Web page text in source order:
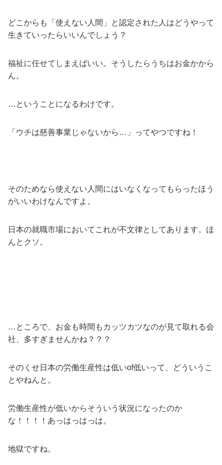
どこからも「使えない人間」と認定された人はどうやって
生きていったらいいんでしょう？
福祉に任せてしまえばいい。そうしたらうちはお金かから
ん。
…ということになるわけです。
「ウチは慈善事業じゃないから…」ってやつですね！
そのためなら使えない人間にはいなくなってもらったほう
がいいわけなんですよ。
日本の就職市場においてこれが不文律としてあります。ほ
んとクソ。
…ところで、お金も時間もカッツカツなのが見て取れる会
社、多すぎませんかね？？？
そのくせ日本の労働生産性は低いof低いって、どういうこ
とやねんと。
労働生産性が低いからそういう状況になったのか
な！！！！あっはっはっは。
地獄ですね。